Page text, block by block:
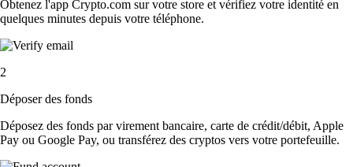
Obtenez l'app Crypto.com sur votre store et vérifiez votre identité en
quelques minutes depuis votre téléphone.
2
Déposer des fonds
Déposez des fonds par virement bancaire, carte de crédit/débit, Apple
Pay ou Google Pay, ou transférez des cryptos vers votre portefeuille.